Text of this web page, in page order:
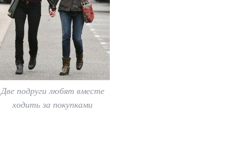
Две подруги любят вместе
ходить за покупками